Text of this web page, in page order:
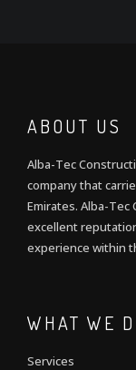
ABOUT US
Alba-Tec
company that
Emirates. Alba-Tec
excellent
experience within
WHAT WE
Services